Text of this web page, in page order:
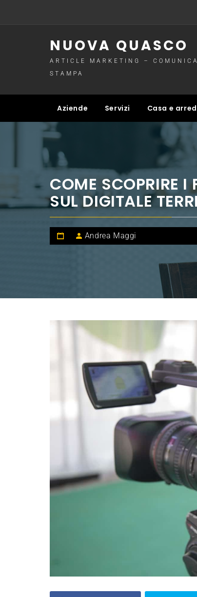
NUOVA QUASCO
ARTICLE MARKETING –
STAMPA
Aziende Servizi Casa e
COME SCOPRIRE
SUL DIGITALE
Andrea Maggi